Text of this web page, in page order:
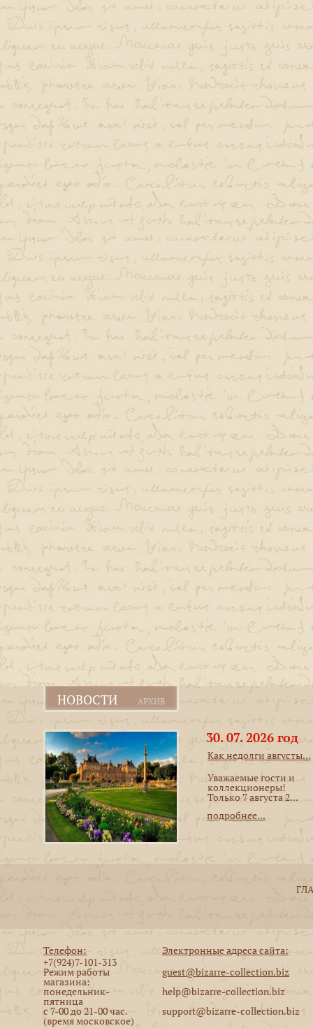
НОВОСТИ АРХИВ
30. 07. 2026 год
Как недолги августы…
Уважаемые гости и
коллекционеры!
Только 7 августа 2...
подробнее...
Телефон:
+7(924)7-101-313
Режим работы
магазина:
понедельник-
пятница
с 7-00 до 21-00 час.
(время московское)
Электронные адреса сайта:
guest@bizarre-collection.biz
help@bizarre-collection.biz
support@bizarre-collection.biz